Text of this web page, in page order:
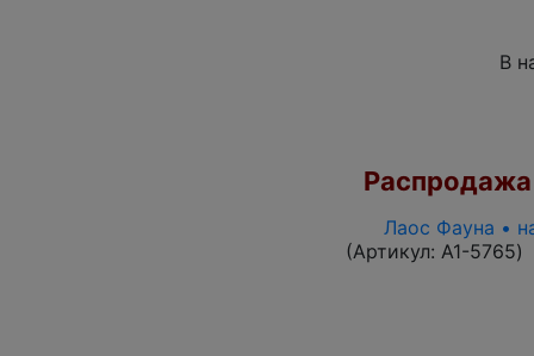
В
Распродажа
Лаос Фауна •
(Артикул: A1-5765)